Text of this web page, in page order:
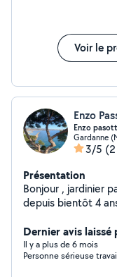
Voir le
Enzo
Enzo
Gardanne
3/5
Présentation
Bonjour , jardinier
depuis bientôt 4
attentes
Dernier avis
Il y a plus de 6 mois
Personne sérieuse